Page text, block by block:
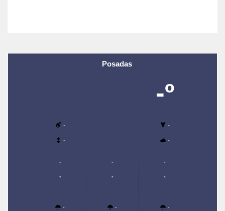
Posadas
-º
- -
- -
-
-
-
-
-
-
-
-
-